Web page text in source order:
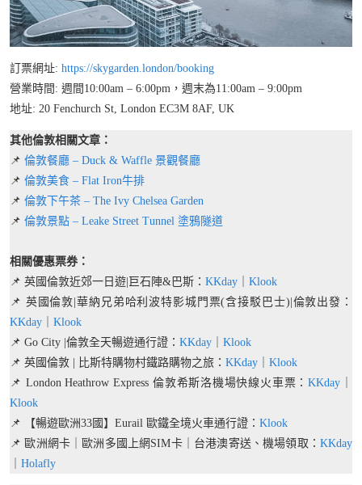
訂票網址: https://skygarden.london/booking
營業時間: 週間10:00am – 6:00pm，週末為11:00am – 9:00pm
地址: 20 Fenchurch St, London EC3M 8AF, UK
其他倫敦相關文章：
📌 倫敦餐廳 – Duck & Waffle 景觀餐廳
📌 倫敦美食 – Flat Iron牛排
📌 倫敦下午茶 – The Ivy Chelsea Garden
📌 倫敦景點 – Leake Street Tunnel 塗鴉隧道
相關優惠票券：
📌 英國倫敦近郊一日遊|巨石陣&巴斯： KKday
Klook
📌 英國倫敦|華納兄弟哈利波特影城門票(含接駁巴士)|倫敦出發：
KKday
Klook
📌 Go City |倫敦全天暢遊通行證： KKday
Klook
📌 英國倫敦 | 比斯特購物村鐵路購物之旅： KKday
Klook
📌 London Heathrow Express 倫敦希斯洛機場快線火車票：KKday
Klook
📌 【暢遊歐洲33國】Eurail 歐鐵全境火車通行證： Klook
📌 歐洲網卡｜歐洲多國上網SIM卡｜台港澳寄送、機場領取： KKday
Holafly